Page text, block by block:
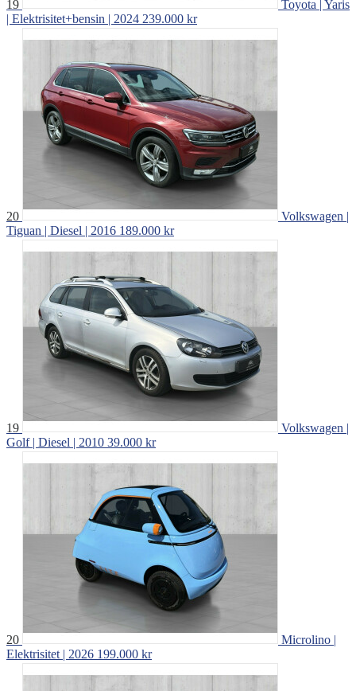
19
Toyota | Yaris
| Elektrisitet+bensin | 2024 239.000 kr
20
Volkswagen |
Tiguan | Diesel | 2016 189.000 kr
19
Volkswagen |
Golf | Diesel | 2010 39.000 kr
20
Microlino |
Elektrisitet | 2026 199.000 kr